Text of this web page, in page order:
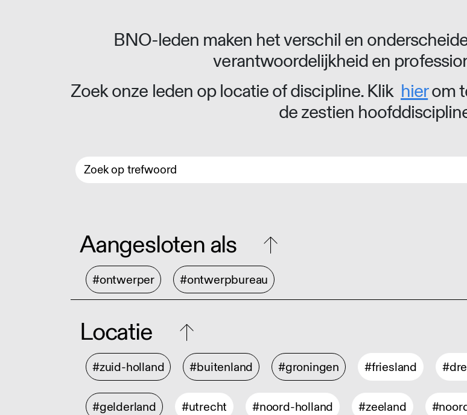
BNO-leden maken het verschil en
verantwoordelijkheid en
Zoek onze leden op locatie of discipline. Klik hierom
de zestien
Aangesloten als
#ontwerper #ontwerpbureau
Locatie
#zuid-holland #buitenland #groningen #friesland
#gelderland #utrecht #noord-holland #zeeland